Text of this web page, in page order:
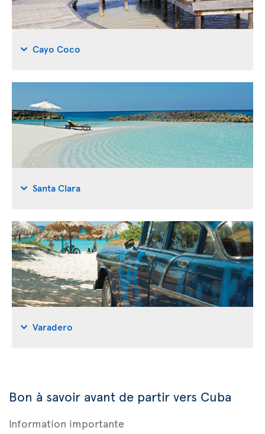
Cayo Coco
Santa Clara
Varadero
Bon à savoir avant de partir vers Cuba
Information importante